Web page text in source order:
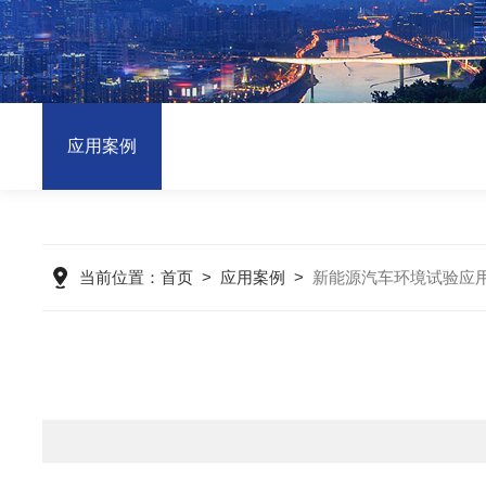
应用案例
当前位置： 首页 > 应用案例 > 新能源汽车环境试验应